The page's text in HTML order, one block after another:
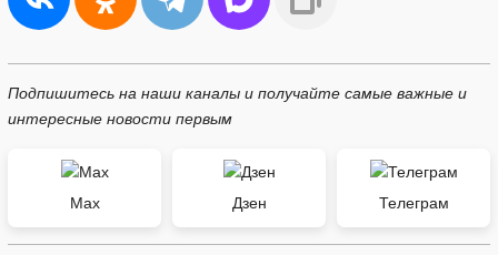
Подпишитесь на наши каналы и получайте самые важные и
интересные новости первым
Max Дзен Телеграм